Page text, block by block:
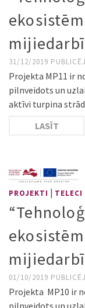
31/12/2019
Projekta MP11 ir
pilnveidots un
aktīvi turpina
LASĪT
PROJEKTI | TELECI
01/10/2019
Projekta MP10 ir
pilnveidots un